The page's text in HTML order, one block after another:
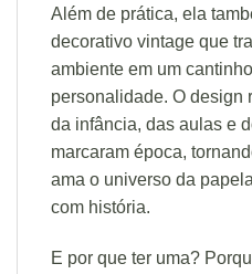
Além de prática, ela
decorativo vintage que
ambiente em um
personalidade. O design
da infância, das aulas e
marcaram época,
ama o universo da
com história.
E por que ter uma?